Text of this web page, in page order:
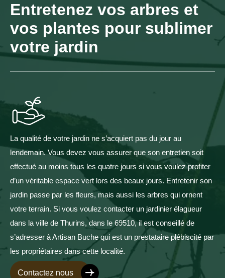
Entretenez vos arbres et
vos plantes pour sublimer
votre jardin
La qualité de votre jardin ne s’acquiert pas du jour au
lendemain. Vous devez vous assurer que son entretien soit
effectué au moins tous les quatre jours si vous voulez profiter
d’un véritable espace vert lors des beaux jours. Entretenir son
jardin passe par les fleurs, mais aussi les arbres qui ornent
votre terrain. Si vous voulez contacter un jardinier élagueur
dans la ville de Thurins, dans le 69510, il est conseillé de
s’adresser à Artisan Buche qui est un prestataire plébiscité par
les propriétaires dans cette localité.
Contactez nous